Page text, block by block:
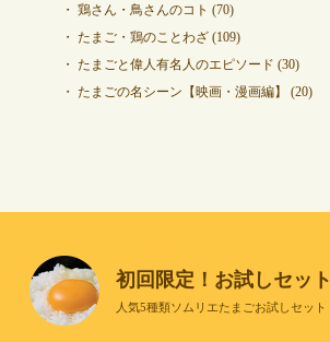
鶏さん・鳥さんのコト (70)
たまご・鶏のことわざ(109)
たまごと偉人有名人のエピソード (30)
たまごの名シーン【映画・漫画編】
(20)
初回限定！お試しセット
人気5種類ソムリエたまごお試しセット